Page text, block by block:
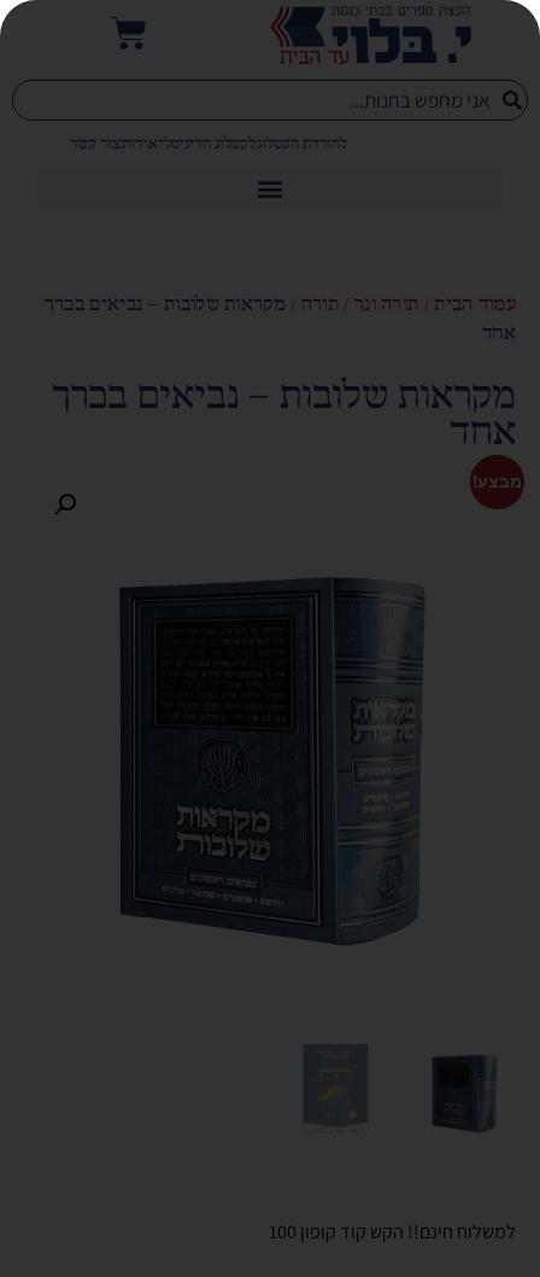
להורדת הקטלוגלקטלוג הדיגיטליאודותצור קשר
עמוד הבית/ תורה ונך / תורה / מקראות שלובות – נביאים בכרך
אחד
מקראות שלובות – נביאים בכרך
אחד
מבצע!
למשלוח חינם!! הקש קוד קופון 100